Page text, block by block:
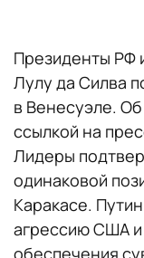
Президенты РФ
Лулу да Силва
в Венесуэле.
ссылкой на
Лидеры
одинаковой
Каракасе.
агрессию США
обеспечения